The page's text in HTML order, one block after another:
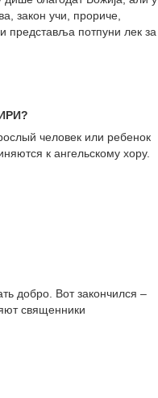
закон учи, прориче,
представља потпуни лек за
человек или ребенок
к ангельскому хору.
добро. Вот закончился –
священники